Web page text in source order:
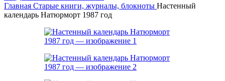
Главная Старые книги, журналы, блокноты Настенный
календарь Натюрморт 1987 год